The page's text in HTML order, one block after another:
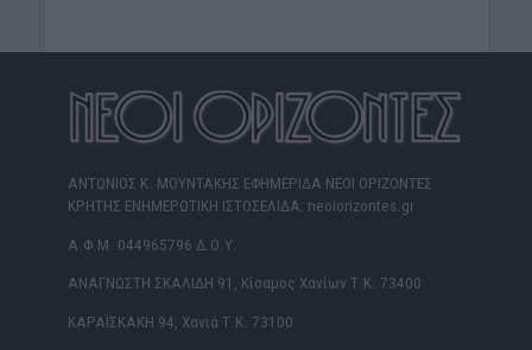
ΑΝΤΩΝΙΟΣ Κ. ΜΟΥΝΤΑΚΗΣ ΕΦΗΜΕΡΙΔΑ ΝΕΟΙ ΟΡΙΖΟΝΤΕΣ
ΚΡΗΤΗΣ ΕΝΗΜΕΡΩΤΙΚΗ ΙΣΤΟΣΕΛΙΔΑ: neoiorizontes.gr
Α.Φ.Μ. 044965796 Δ.Ο.Υ.
ΑΝΑΓΝΩΣΤΗ ΣΚΑΛΙΔΗ 91, Κίσαμος Χανίων Τ.Κ. 73400
ΚΑΡΑΪΣΚΑΚΗ 94, Χανιά Τ.Κ. 73100